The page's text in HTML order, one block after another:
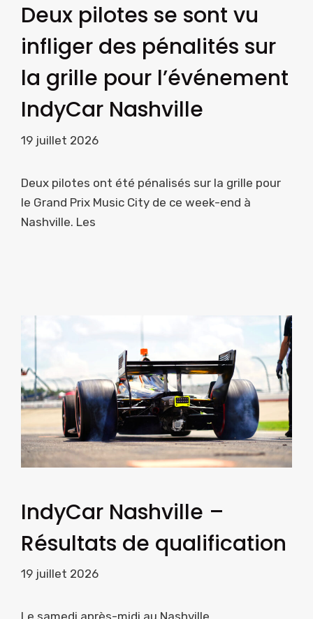
Deux pilotes se sont vu
infliger des pénalités sur
la grille pour l’événement
IndyCar Nashville
19 juillet 2026
Deux pilotes ont été pénalisés sur la grille pour
le Grand Prix Music City de ce week-end à
Nashville. Les
IndyCar Nashville –
Résultats de qualification
19 juillet 2026